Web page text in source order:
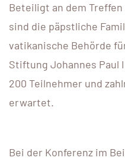
Beteiligt an dem
sind die päpstliche
vatikanische Behörde
Stiftung Johannes Paul
200 Teilnehmer und
erwartet.
Bei der Konferenz im